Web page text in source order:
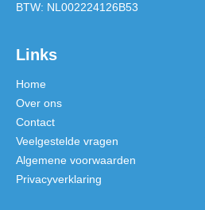
BTW: NL002224126B53
Links
Home
Over ons
Contact
Veelgestelde vragen
Algemene voorwaarden
Privacyverklaring